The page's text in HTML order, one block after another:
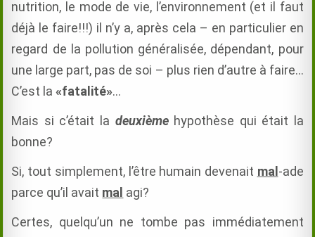
nutrition, le mode de vie, l’environnement (et il faut
déjà le faire!!!) il n’y a, après cela – en particulier en
regard de la pollution généralisée, dépendant, pour
une large part, pas de soi – plus rien d’autre à faire…
C’est la«fatalité»…
Mais si c’était la deuxièmehypothèse qui était la
bonne?
Si, tout simplement, l’être humain devenait mal -ade
parce qu’il avait mal agi?
Certes, quelqu’un ne tombe pas immédiatement